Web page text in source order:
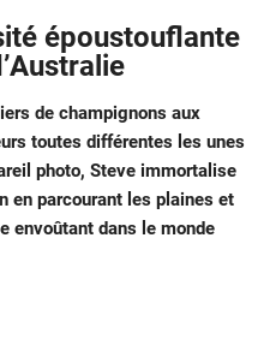
époustouflante
de champignons aux
toutes différentes les unes
photo, Steve immortalise
en parcourant les plaines et
envoûtant dans le monde